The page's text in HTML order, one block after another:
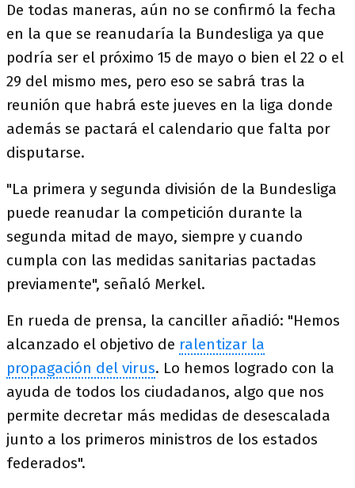
De todas maneras, aún no se confirmó la fecha
en la que se reanudaría la Bundesliga ya que
podría ser el próximo 15 de mayo o bien el 22 o el
29 del mismo mes, pero eso se sabrá tras la
reunión que habrá este jueves en la liga donde
además se pactará el calendario que falta por
disputarse.
"La primera y segunda división de la Bundesliga
puede reanudar la competición durante la
segunda mitad de mayo, siempre y cuando
cumpla con las medidas sanitarias pactadas
previamente", señaló Merkel.
En rueda de prensa, la canciller añadió: "Hemos
alcanzado el objetivo de ralentizar la
propagación del virus. Lo hemos logrado con la
ayuda de todos los ciudadanos, algo que nos
permite decretar más medidas de desescalada
junto a los primeros ministros de los estados
federados".